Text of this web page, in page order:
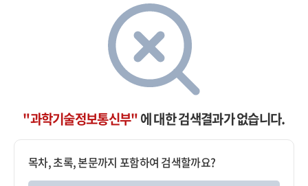
"과학기술정보통신부"에 대한 검색결과가 없습니다.
목차, 초록, 본문까지 포함하여 검색할까요?